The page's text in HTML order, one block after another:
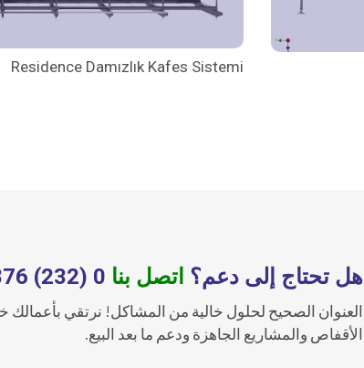
Residence Damızlık Kafes Sistemi
هل تحتاج إلى دعم؟ اتصل بنا
العنوان الصحيح لحلول خالية من المشاكل! نرتقي بأعمالك
الأقفاص والمشاريع الجاهزة ودعم ما بعد البيع.